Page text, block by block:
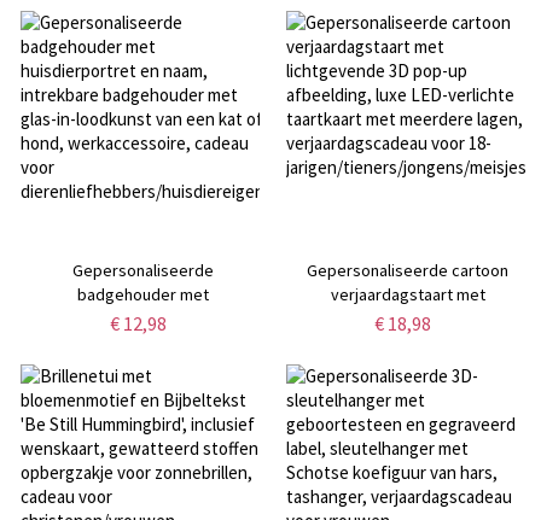
werkaccessoire, cadeau voor
leerkrachten/onderwijzers
verlies van een huisdier, cadeau
voor
dierenliefhebbers/
Gepersonaliseerde
badgehouder met
huisdierportret en naam,
glas-in-loodkunst van een kat of
hond, werkaccessoire, cadeau
voor
dierenliefhebbers/huisdiereigenaren
€ 12,98
Gepersonaliseerde cartoon
verjaardagstaart met
lichtgevende 3D pop-up
taartkaart met meerdere lagen,
verjaardagscadeau voor 18-
jarigen/tieners/jongens/meisjes
€ 18,98